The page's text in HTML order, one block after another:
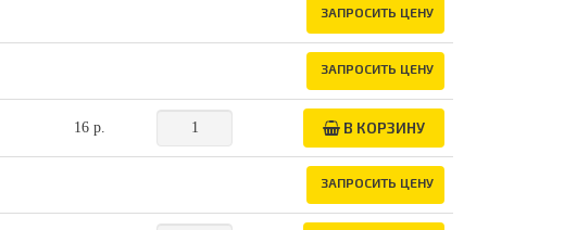
ЗАПРОСИТЬ ЦЕНУ
ЗАПРОСИТЬ ЦЕНУ
16 р. В КОРЗИНУ
ЗАПРОСИТЬ ЦЕНУ